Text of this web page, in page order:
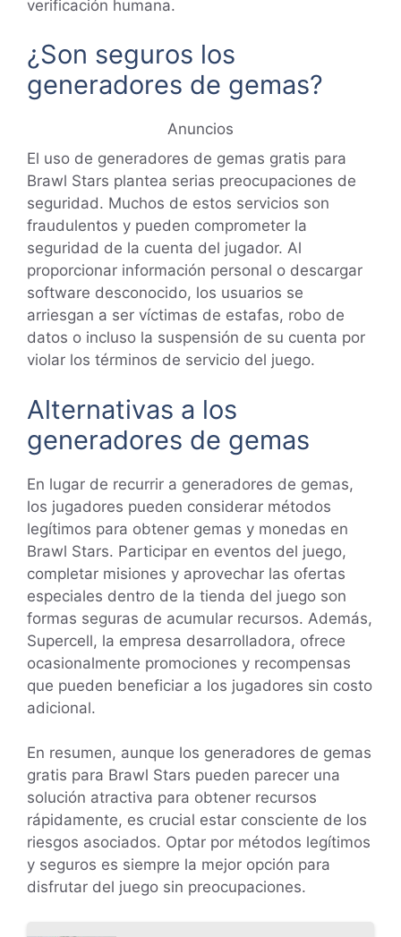
verificación humana.
¿Son seguros los
generadores de gemas?
Anuncios
El uso de generadores de gemas gratis para
Brawl Stars plantea serias preocupaciones de
seguridad. Muchos de estos servicios son
fraudulentos y pueden comprometer la
seguridad de la cuenta del jugador. Al
proporcionar información personal o descargar
software desconocido, los usuarios se
arriesgan a ser víctimas de estafas, robo de
datos o incluso la suspensión de su cuenta por
violar los términos de servicio del juego.
Alternativas a los
generadores de gemas
En lugar de recurrir a generadores de gemas,
los jugadores pueden considerar métodos
legítimos para obtener gemas y monedas en
Brawl Stars. Participar en eventos del juego,
completar misiones y aprovechar las ofertas
especiales dentro de la tienda del juego son
formas seguras de acumular recursos. Además,
Supercell, la empresa desarrolladora, ofrece
ocasionalmente promociones y recompensas
que pueden beneficiar a los jugadores sin costo
adicional.
En resumen, aunque los generadores de gemas
gratis para Brawl Stars pueden parecer una
solución atractiva para obtener recursos
rápidamente, es crucial estar consciente de los
riesgos asociados. Optar por métodos legítimos
y seguros es siempre la mejor opción para
disfrutar del juego sin preocupaciones.